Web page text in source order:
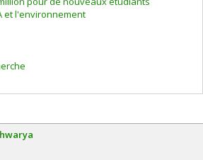
et l'environnement